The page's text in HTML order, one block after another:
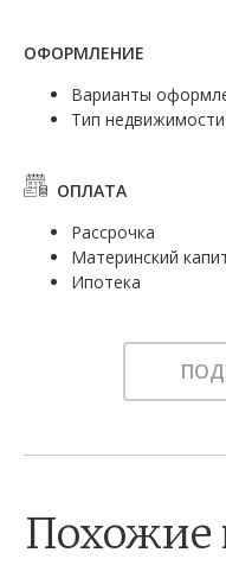
ОФОРМЛЕНИЕ
Варианты
Тип
ОПЛАТА
Рассрочка
Материнский
Ипотека
Похожие